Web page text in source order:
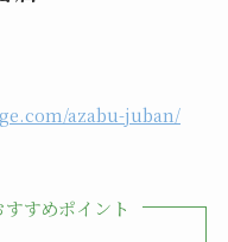
azabu-juban/
すめポイント